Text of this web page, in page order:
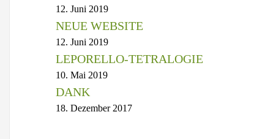
12. Juni 2019
NEUE WEBSITE
12. Juni 2019
LEPORELLO-TETRALOGIE
10. Mai 2019
DANK
18. Dezember 2017